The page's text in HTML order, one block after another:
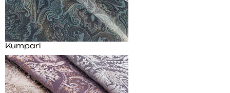
Kumpari